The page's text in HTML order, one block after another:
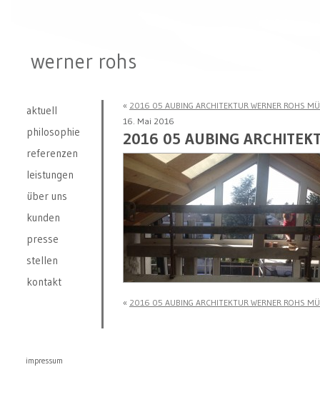
werner rohs
aktuell
philosophie
referenzen
leistungen
über uns
kunden
presse
stellen
kontakt
« 2016 05 AUBING ARCHITEKTUR WERNER ROHS
16. Mai 2016
2016 05 AUBING
« 2016 05 AUBING ARCHITEKTUR WERNER ROHS
impressum